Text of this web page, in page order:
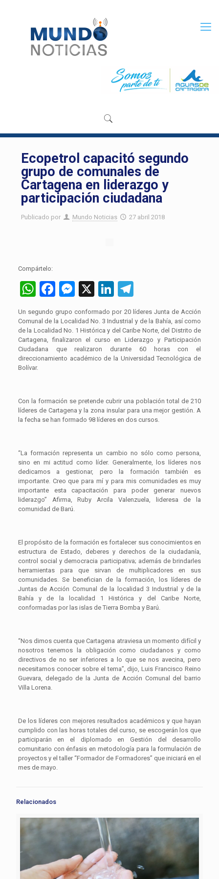
Ecopetrol capacitó segundo
grupo de comunales de
Cartagena en liderazgo y
participación ciudadana
Publicado por Mundo Noticias 27 abril 2018
Compártelo:
WhatsApp
Facebook
Messenger
X LinkedIn
Un segundo grupo conformado por 20 líderes Junta de Acción
Comunal de la Localidad No. 3 Industrial y de la Bahía, así como
de la Localidad No. 1 Histórica y del Caribe Norte, del Distrito de
Cartagena, finalizaron el curso en Liderazgo y Participación
Ciudadana que realizaron durante 60 horas con el
direccionamiento académico de la Universidad Tecnológica de
Bolívar.
Con la formación se pretende cubrir una población total de 210
líderes de Cartagena y la zona insular para una mejor gestión. A
la fecha se han formado 98 líderes en dos cursos.
“La formación representa un cambio no sólo como persona,
sino en mi actitud como líder. Generalmente, los líderes nos
dedicamos a gestionar, pero la formación también es
importante. Creo que para mí y para mis comunidades es muy
importante esta capacitación para poder generar nuevos
liderazgo” Afirma, Ruby Arcila Valenzuela, lideresa de la
comunidad de Barú.
El propósito de la formación es fortalecer sus conocimientos en
estructura de Estado, deberes y derechos de la ciudadanía,
control social y democracia participativa; además de brindarles
herramientas para que sirvan de multiplicadores en sus
comunidades. Se benefician de la formación, los líderes de
Juntas de Acción Comunal de la localidad 3 Industrial y de la
Bahía y de la localidad 1 Histórica y del Caribe Norte,
conformadas por las islas de Tierra Bomba y Barú.
“Nos dimos cuenta que Cartagena atraviesa un momento difícil y
nosotros tenemos la obligación como ciudadanos y como
directivos de no ser inferiores a lo que se nos avecina, pero
necesitamos conocer sobre el tema”, dijo, Luis Francisco Reino
Guevara, delegado de la Junta de Acción Comunal del barrio
Villa Lorena.
De los líderes con mejores resultados académicos y que hayan
cumplido con las horas totales del curso, se escogerán los que
participarán en el diplomado en Gestión del desarrollo
comunitario con énfasis en metodología para la formulación de
proyectos y el taller “Formador de Formadores” que iniciará en el
mes de mayo.
Relacionados